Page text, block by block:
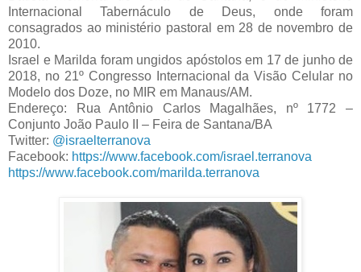
Internacional Tabernáculo de Deus, onde foram
consagrados ao ministério pastoral em 28 de novembro de
2010.
Israel e Marilda foram ungidos apóstolos em 17 de junho de
2018, no 21º Congresso Internacional da Visão Celular no
Modelo dos Doze, no MIR em Manaus/AM.
Endereço: Rua Antônio Carlos Magalhães, nº 1772 –
Conjunto João Paulo II – Feira de Santana/BA
Twitter: @israelterranova
Facebook: https://www.facebook.com/israel.terranova
https://www.facebook.com/marilda.terranova